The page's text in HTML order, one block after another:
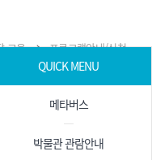
QUICK MENU
메타버스
박물관 관람안내
교육 프로그램안내/신청
성할 수 있습니다.